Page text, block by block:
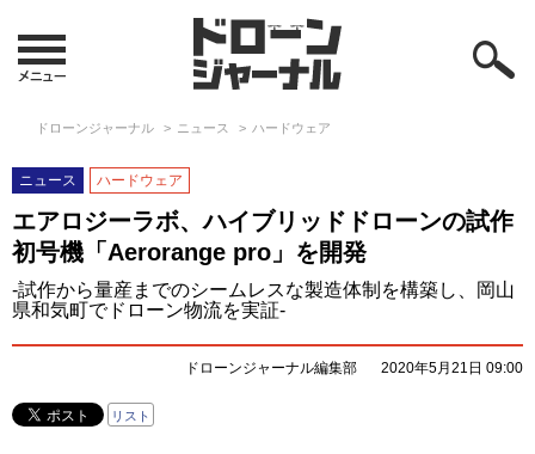
ドローンジャーナル ニュース ハードウェア
ニュース ハードウェア
エアロジーラボ、ハイブリッドドローンの試作
初号機「Aerorange pro」を開発
-試作から量産までのシームレスな製造体制を構築し、岡山
県和気町でドローン物流を実証-
ドローンジャーナル編集部 2020年5月21日 09:00
リスト